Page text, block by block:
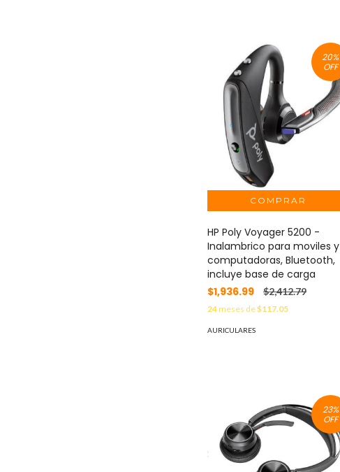
20%
OFF
HP Poly Voyager 5200 -
Inalambrico para moviles y
computadoras, Bluetooth,
incluye base de carga
$1,936.99
$2,412.79
24meses de$117.05
AURICULARES
23%
OFF